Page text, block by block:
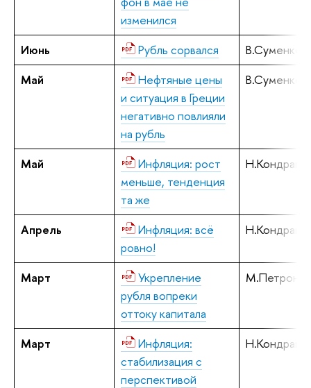
изменился
Июнь Рубль сорвался
В.Суменков
Май
Нефтяные цены
и ситуация в Греции
негативно повлияли
на рубль
В.Суменков
Май
Инфляция: рост
меньше, тенденция
та же
Апрель
Инфляция: всё
ровно!
Март
Укрепление
рубля вопреки
оттоку капитала
Март
Инфляция:
стабилизация с
перспективой